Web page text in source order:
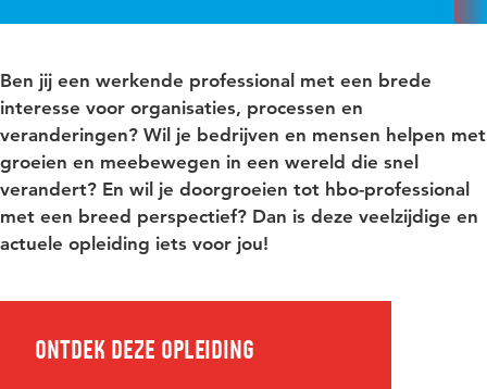
Ben jij een werkende professional met een brede
interesse voor organisaties, processen en
veranderingen? Wil je bedrijven en mensen helpen met
groeien en meebewegen in een wereld die snel
verandert? En wil je doorgroeien tot hbo-professional
met een breed perspectief? Dan is deze veelzijdige en
actuele opleiding iets voor jou!
Ontdek deze opleiding